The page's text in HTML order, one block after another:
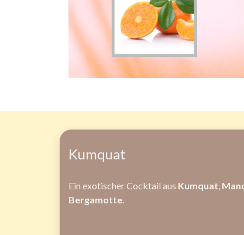
Kumquat
Ein exotischer Cocktail aus Kumquat,
Bergamotte.